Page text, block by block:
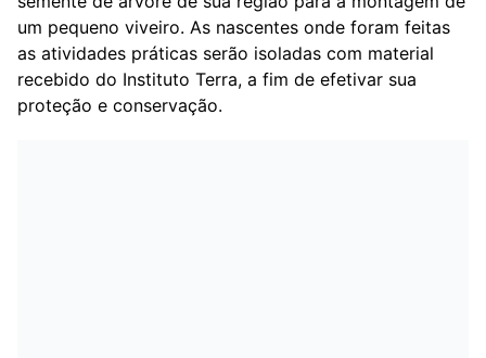
um pequeno viveiro. As nascentes onde foram feitas
as atividades práticas serão isoladas com material
recebido do Instituto Terra, a fim de efetivar sua
proteção e conservação.